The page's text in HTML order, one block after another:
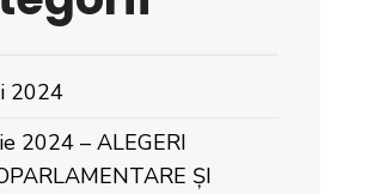
2024
2024 – ALEGERI
ȘI